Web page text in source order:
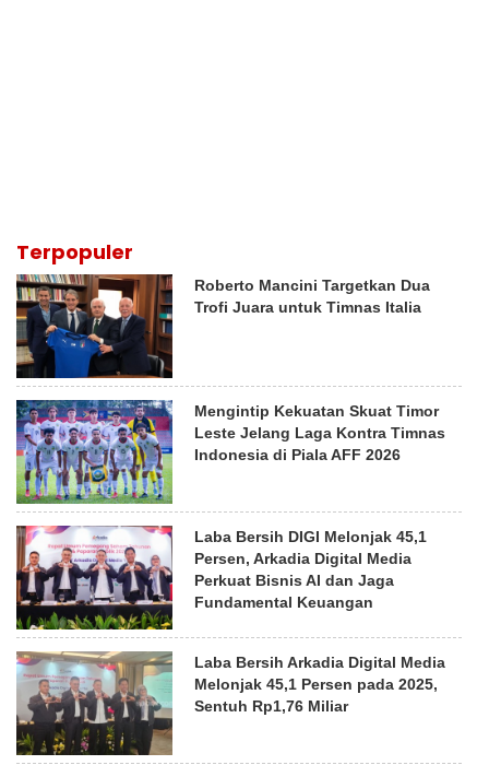
Terpopuler
Roberto Mancini Targetkan Dua
Trofi Juara untuk Timnas Italia
Mengintip Kekuatan Skuat Timor
Leste Jelang Laga Kontra Timnas
Indonesia di Piala AFF 2026
Laba Bersih DIGI Melonjak 45,1
Persen, Arkadia Digital Media
Perkuat Bisnis AI dan Jaga
Fundamental Keuangan
Laba Bersih Arkadia Digital Media
Melonjak 45,1 Persen pada 2025,
Sentuh Rp1,76 Miliar